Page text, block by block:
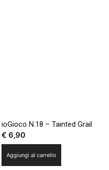
ioGioco N.18 – Tainted Grail
€ 6,90
Aggiungi al carrello